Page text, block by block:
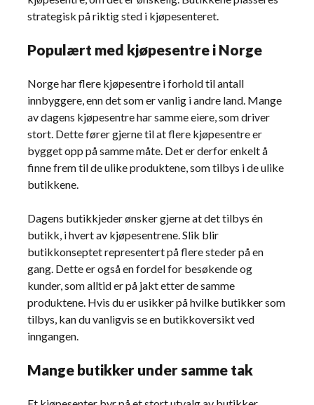
strategisk på riktig sted i kjøpesenteret.
Populært med kjøpesentre i Norge
Norge har flere kjøpesentre i forhold til antall
innbyggere, enn det som er vanlig i andre land. Mange
av dagens kjøpesentre har samme eiere, som driver
stort. Dette fører gjerne til at flere kjøpesentre er
bygget opp på samme måte. Det er derfor enkelt å
finne frem til de ulike produktene, som tilbys i de ulike
butikkene.
Dagens butikkjeder ønsker gjerne at det tilbys én
butikk, i hvert av kjøpesentrene. Slik blir
butikkonseptet representert på flere steder på en
gang. Dette er også en fordel for besøkende og
kunder, som alltid er på jakt etter de samme
produktene. Hvis du er usikker på hvilke butikker som
tilbys, kan du vanligvis se en butikkoversikt ved
inngangen.
Mange butikker under samme tak